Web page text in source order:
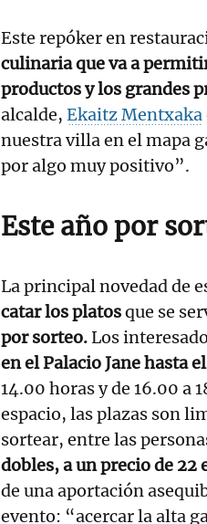
Este repóker en
culinaria que va a
productos y los grandes
alcalde, Ekaitz Mentxaka
nuestra villa en el mapa
por algo muy positivo”.
Este año por
La principal novedad de
catar los platosque se
por sorteo.Los
en el Palacio Jane hasta
14.00 horas y de 16.00 a
espacio, las plazas son
sortear, entre las
dobles, a un precio de 22
de una aportación
evento: “acercar la alta